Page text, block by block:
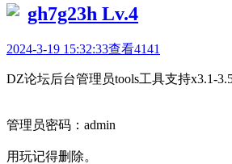
gh7g23h Lv.4
2024-3-19 15:32:33查看4141
DZ论坛后台管理员tools工具支持x3.1-
管理员密码：admin
用玩记得删除。